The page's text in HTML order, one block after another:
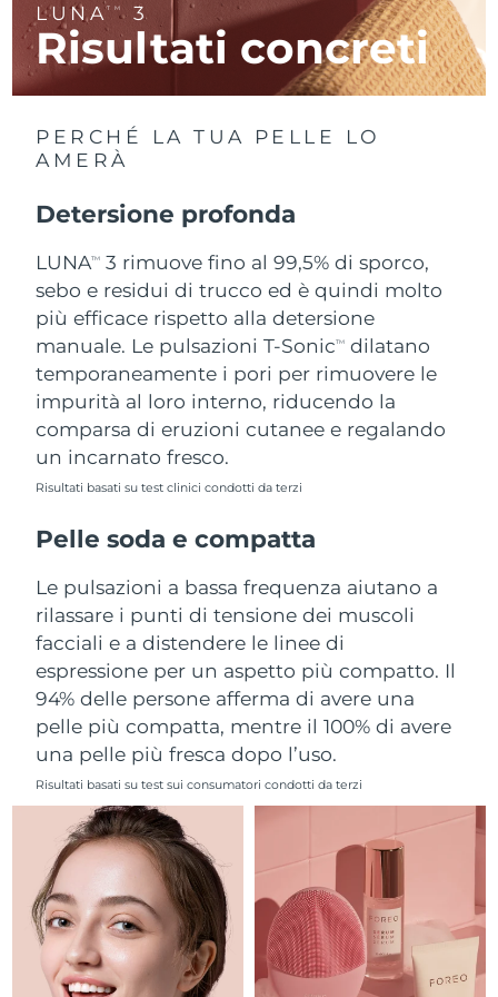
LUNATM 3
Risultati concreti
PERCHÉ LA TUA PELLE LO
AMERÀ
Detersione profonda
LUNATM
3 rimuove fino al 99,5% di sporco,
sebo e residui di trucco ed è quindi molto
più efficace rispetto alla detersione
manuale. Le pulsazioni T-SonicTM
dilatano
temporaneamente i pori per rimuovere le
impurità al loro interno, riducendo la
comparsa di eruzioni cutanee e regalando
un incarnato fresco.
Risultati basati su test clinici condotti da terzi
Pelle soda e compatta
Le pulsazioni a bassa frequenza aiutano a
rilassare i punti di tensione dei muscoli
facciali e a distendere le linee di
espressione per un aspetto più compatto. Il
94% delle persone afferma di avere una
pelle più compatta, mentre il 100% di avere
una pelle più fresca dopo l’uso.
Risultati basati su test sui consumatori condotti da terzi
RAS di Macao Consegna stimata8/11/26
Malaysia
Malta
Messico Consegna stimata
Monaco Consegna stimata8/10/26
Paesi Bassi Consegna stimata
Nuova Zelanda Consegna stimata 8/9/26
Norvegia
Oman
Portogallo Consegna stimata
Portorico Consegna stimata8/11/26
Qatar Consegna stimata8/10/26
Riunione Consegna stimata
Romania Consegna stimata8/9/26
Russia Consegna stimata
Arabia Saudita Consegna stimata 8/10/26
Singapore Consegna stimata 8/11/26